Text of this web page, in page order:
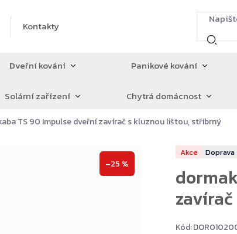
Kontakty
Dveřní kování Panikové kování
Solární zařízení Chytrá domácnost
TS 90 Impulse dveřní zavírač s kluznou lištou, stříbrný
Akce
Kód:
–25 %